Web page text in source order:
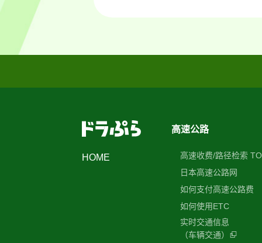
HOME
高速公路
高速收费/路径检索
日本高速公路网
如何支付高速公路费
如何使用ETC
实时交通信息
（车辆交通）